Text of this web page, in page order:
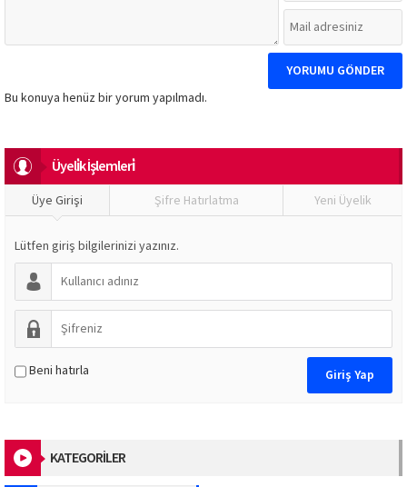
Bu konuya henüz bir yorum yapılmadı.
Üyeli̇k İşlemleri̇
Üye Girişi Şifre Hatırlatma Yeni Üyelik
Lütfen giriş bilgilerinizi yazınız.
Beni hatırla
KATEGORİLER